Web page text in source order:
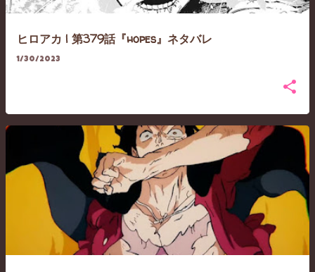
ヒロアカ | 第379話『hopes』ネタバレ
1/30/2023